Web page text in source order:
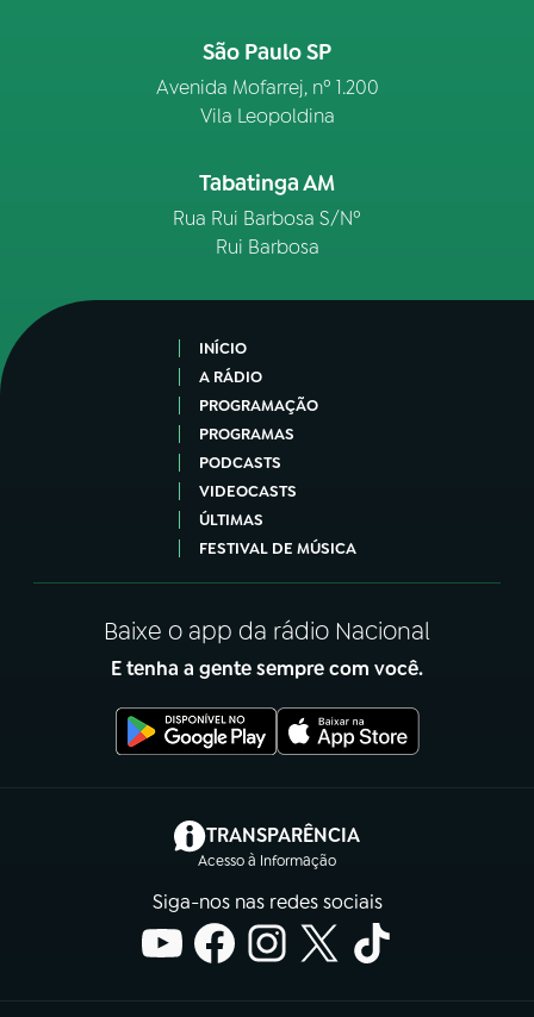
São Paulo SP
Avenida Mofarrej, nº 1.200
Vila Leopoldina
Tabatinga AM
Rua Rui Barbosa S/Nº
Rui Barbosa
INÍCIO
A RÁDIO
PROGRAMAÇÃO
PROGRAMAS
PODCASTS
VIDEOCASTS
ÚLTIMAS
FESTIVAL DE MÚSICA
Baixe o app da rádio Nacional
E tenha a gente sempre com você.
TRANSPARÊNCIA
Acesso à Informação
(abre em nova aba)
Siga-nos nas redes sociais